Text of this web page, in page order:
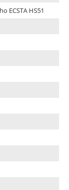
ECSTA HS51